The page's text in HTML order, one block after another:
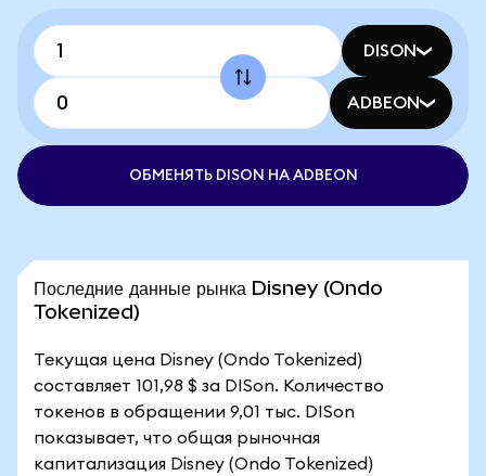
DISON
ADBEON
ОБМЕНЯТЬ DISON НА ADBEON
Последние данные рынка Disney (Ondo
Tokenized)
Текущая цена Disney (Ondo Tokenized)
составляет 101,98 $ за DISon. Количество
токенов в обращении 9,01 тыс. DISon
показывает, что общая рыночная
капитализация Disney (Ondo Tokenized)